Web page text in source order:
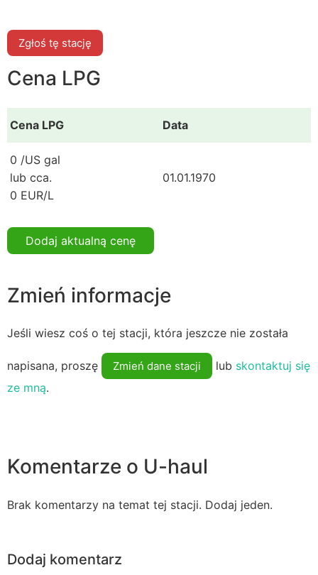
Zgłoś tę stację
Cena LPG
Cena LPG Data
0 /US gal
lub cca.
0 EUR/L
01.01.1970
Dodaj aktualną cenę
Zmień informacje
Jeśli wiesz coś o tej stacji, która jeszcze nie została
napisana, proszę Zmień dane stacji lub skontaktuj się
ze mną.
Komentarze o U-haul
Brak komentarzy na temat tej stacji. Dodaj jeden.
Dodaj komentarz